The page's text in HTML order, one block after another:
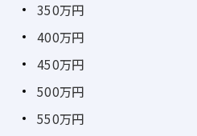
350万円
400万円
450万円
500万円
550万円